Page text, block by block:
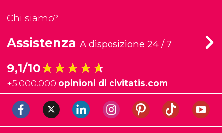
Chi siamo?
Assistenza A disposizione 24 / 7
9,1/10★★★★★
★★★★★
+5.000.000 opinioni di civitatis.com